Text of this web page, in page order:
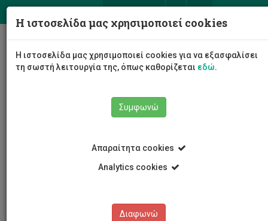
Σχολή Μηχανικής και Τεχνολογίας
Τμήμα Ηλεκτρολόγων Μηχανικών και Μηχανικών
Προσωπικό Τμήματος
Ακαδημαϊκό Προσωπικό
Η ιστοσελίδα μας χρησιμοποιεί cookies
Η ιστοσελίδα μας χρησιμοποιεί cookies για να εξασφαλίσει
τη σωστή λειτουργία της, όπως καθορίζεται εδώ.
Συμφωνώ
Απαραίτητα cookies
Analytics cookies
Διαφωνώ